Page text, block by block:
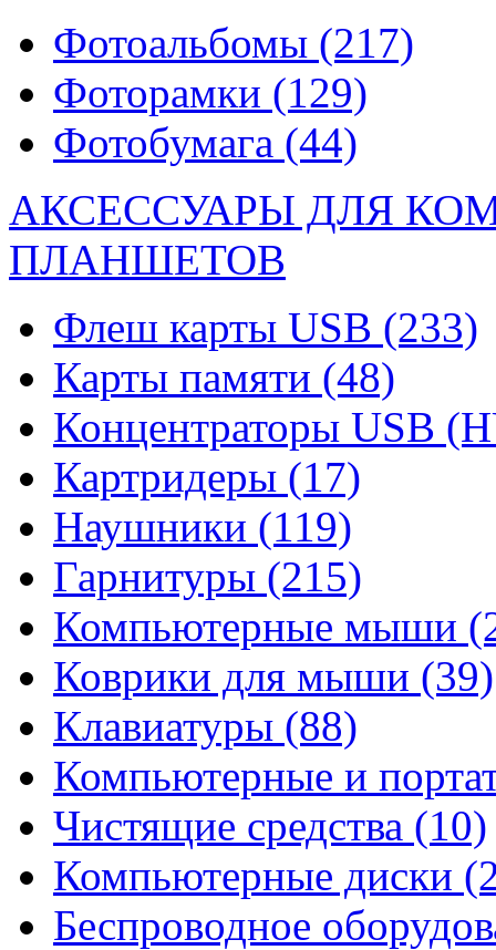
Фотоальбомы (217)
Фоторамки (129)
Фотобумага (44)
АКСЕССУАРЫ ДЛЯ
ПЛАНШЕТОВ
Флеш карты USB (233)
Карты памяти (48)
Концентраторы USB
Картридеры (17)
Наушники (119)
Гарнитуры (215)
Компьютерные мыши
Коврики для мыши (39)
Клавиатуры (88)
Компьютерные и
Чистящие средства (10)
Компьютерные диски
Беспроводное